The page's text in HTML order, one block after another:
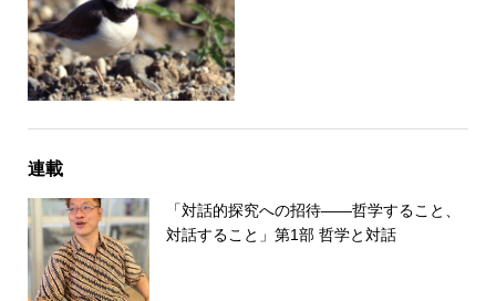
連載
「対話的探究への招待――哲学すること、
対話すること」第1部 哲学と対話